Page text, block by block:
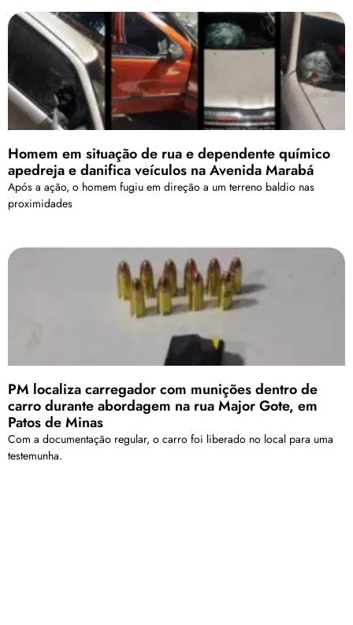
Homem em situação de rua e dependente químico
apedreja e danifica veículos na Avenida Marabá
Após a ação, o homem fugiu em direção a um terreno baldio nas
proximidades
PM localiza carregador com munições dentro de
carro durante abordagem na rua Major Gote, em
Patos de Minas
Com a documentação regular, o carro foi liberado no local para uma
testemunha.